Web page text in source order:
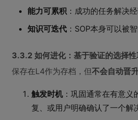
能力可累积 ：成功的任务解决
知识可迭代 ：SOP本身可以被
3.3.2 如何进化：基于验证的选择性
保存在L4作为存档，但不会自动晋
触发时机 ：巩固通常在有意
复、或用户明确确认了一个解